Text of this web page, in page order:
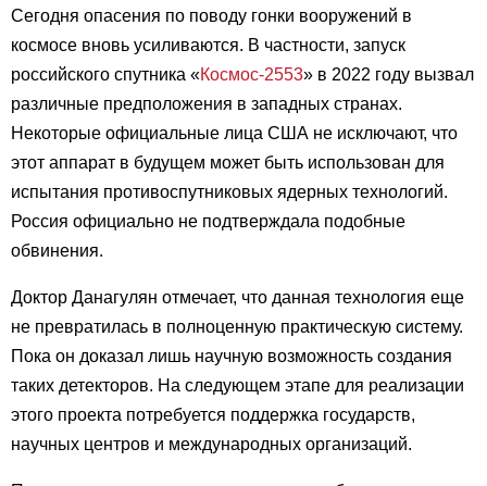
Сегодня опасения по поводу гонки вооружений в
космосе вновь усиливаются. В частности, запуск
российского спутника «Космос-2553» в 2022 году вызвал
различные предположения в западных странах.
Некоторые официальные лица США не исключают, что
этот аппарат в будущем может быть использован для
испытания противоспутниковых ядерных технологий.
Россия официально не подтверждала подобные
обвинения.
Доктор Данагулян отмечает, что данная технология еще
не превратилась в полноценную практическую систему.
Пока он доказал лишь научную возможность создания
таких детекторов. На следующем этапе для реализации
этого проекта потребуется поддержка государств,
научных центров и международных организаций.